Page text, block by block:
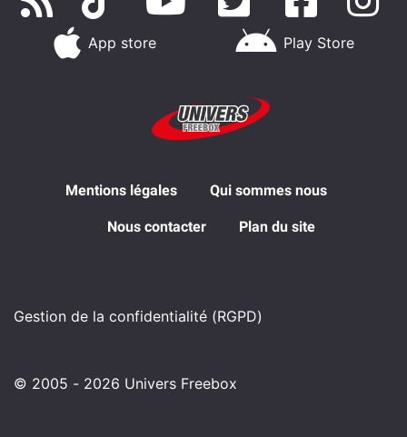
App store Play Store
Mentions légales Qui sommes nous
Nous contacter Plan du site
Gestion de la confidentialité (RGPD)
© 2005 - 2026 Univers Freebox